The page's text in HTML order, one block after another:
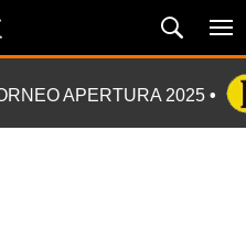
APERTURA 2025